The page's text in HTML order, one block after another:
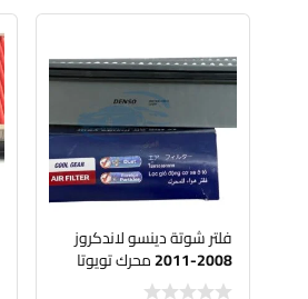
فلتر شوتة دينسو لاندكروز
2008-2011 محرك تويوتا
4.0 V6 1GR-FE